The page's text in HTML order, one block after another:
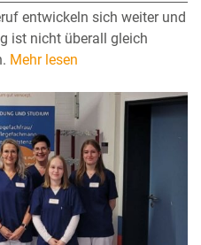
entwickeln sich weiter und
ist nicht überall gleich
Mehr lesen